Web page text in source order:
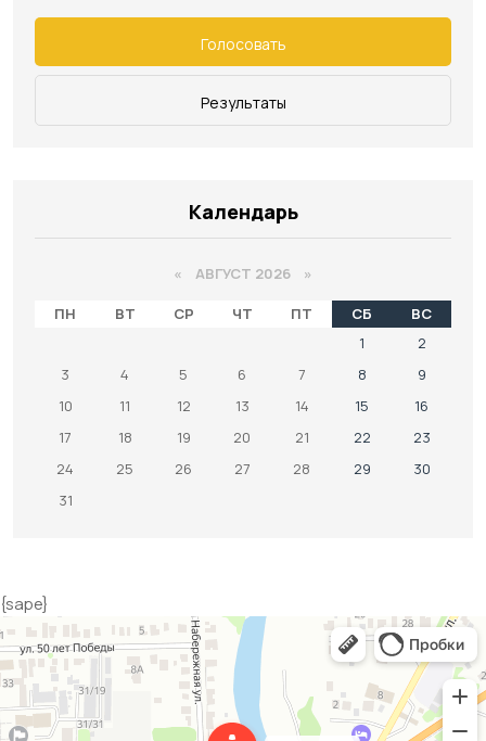
Голосовать
Результаты
Календарь
« АВГУСТ 2026 »
ПН ВТ СР ЧТ ПТ СБ
ВС
1
2
3
4 5 6 7 8
9
10
11 12 13 14 15
16
17
18 19 20 21 22
23
24
25 26 27 28 29
30
31
{sape}